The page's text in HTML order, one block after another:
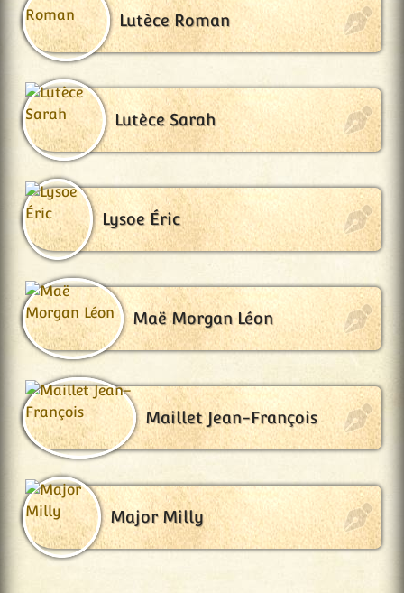
Lutèce Roman
Lutèce Sarah
Lysoe Éric
Maë Morgan Léon
Maillet Jean-François
Major Milly